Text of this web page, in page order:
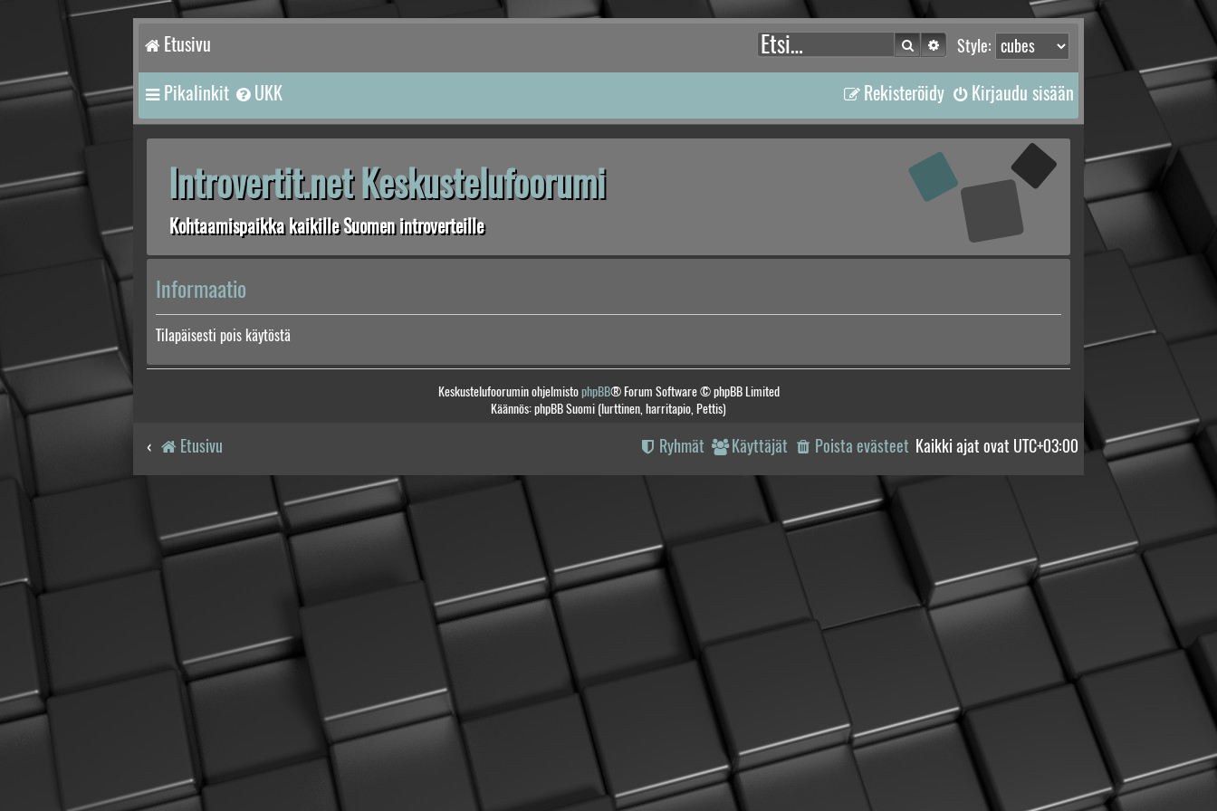
Etusivu Style:
Etsi Tarkennettu haku
Pikalinkit UKK Kirjaudu sisään
Rekisteröidy
Introvertit.net Keskustelufoorumi
Kohtaamispaikka kaikille Suomen introverteille
Informaatio
Tilapäisesti pois käytöstä
Keskustelufoorumin ohjelmistophpBB® Forum Software © phpBB Limited
Käännös: phpBB Suomi (lurttinen, harritapio, Pettis)
Etusivu Kaikki ajat ovat UTC+03:00
Poista evästeet
Käyttäjät
Ryhmät